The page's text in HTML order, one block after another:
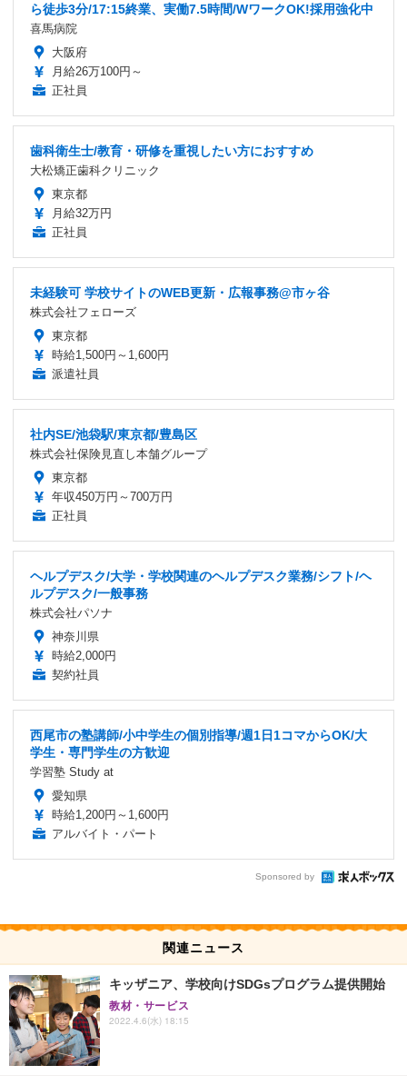
ら徒歩3分/17:15終業、実働7.5時間/WワークOK!採用強化中
喜馬病院
大阪府
月給26万100円～
正社員
歯科衛生士/教育・研修を重視したい方におすすめ
大松矯正歯科クリニック
東京都
月給32万円
正社員
未経験可 学校サイトのWEB更新・広報事務@市ヶ谷
株式会社フェローズ
東京都
時給1,500円～1,600円
派遣社員
社内SE/池袋駅/東京都/豊島区
株式会社保険見直し本舗グループ
東京都
年収450万円～700万円
正社員
ヘルプデスク/大学・学校関連のヘルプデスク業務/シフト/ヘ
ルプデスク/一般事務
株式会社パソナ
神奈川県
時給2,000円
契約社員
西尾市の塾講師/小中学生の個別指導/週1日1コマからOK/大
学生・専門学生の方歓迎
学習塾 Study at
愛知県
時給1,200円～1,600円
アルバイト・パート
Sponsored by
関連ニュース
キッザニア、学校向けSDGsプログラム提供開始
教材・サービス
2022.4.6(水) 18:15